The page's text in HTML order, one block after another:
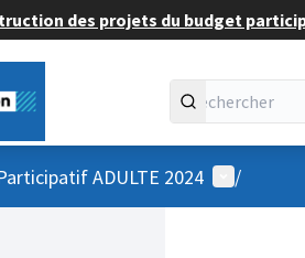
des projets du budget
ADULTE 2024 Menu
/